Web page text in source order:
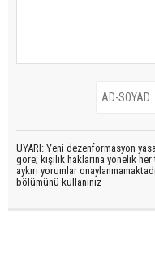
UYARI: Yeni dezenformasyon
göre; kişilik haklarına yönelik
aykırı yorumlar
bölümünü kullanınız